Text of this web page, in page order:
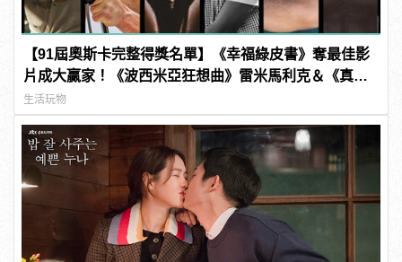
【91屆奧斯卡完整得獎名單】《幸福綠皮書》奪最佳影
片成大贏家！《波西米亞狂想曲》雷米馬利克＆《真
寵》奧莉薇亞柯爾曼封影帝影后！
生活玩物